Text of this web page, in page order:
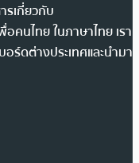
รเกี่ยวกับ
คนไทย ในภาษาไทย เรา
ร์ดต่างประเทศและนำมา